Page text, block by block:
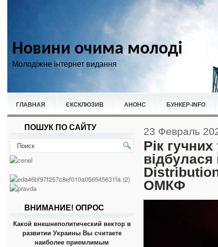
Новини очима молоді
Молодіжне інтернет видання
ГЛАВНАЯ ЄКСКЛЮЗИВ АНОНС БУНКЕР-ІNFO
НОВИНИ СПОРТ
ПОШУК ПО САЙТУ
ВНИМАНИЕ! ОПРОС
Какой внешнеполитический вектор в
развитии Украины Вы считаете
наиболее приемлимым
23 Февраль
Рік
відбулася
ОМКФ